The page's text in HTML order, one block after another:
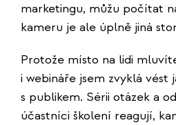
marketingu, můžu počítat
kameru je ale úplně jiná
Protože místo na lidi
i webináře jsem zvyklá vést
s publikem. Sérii otázek a
účastníci školení reagují,